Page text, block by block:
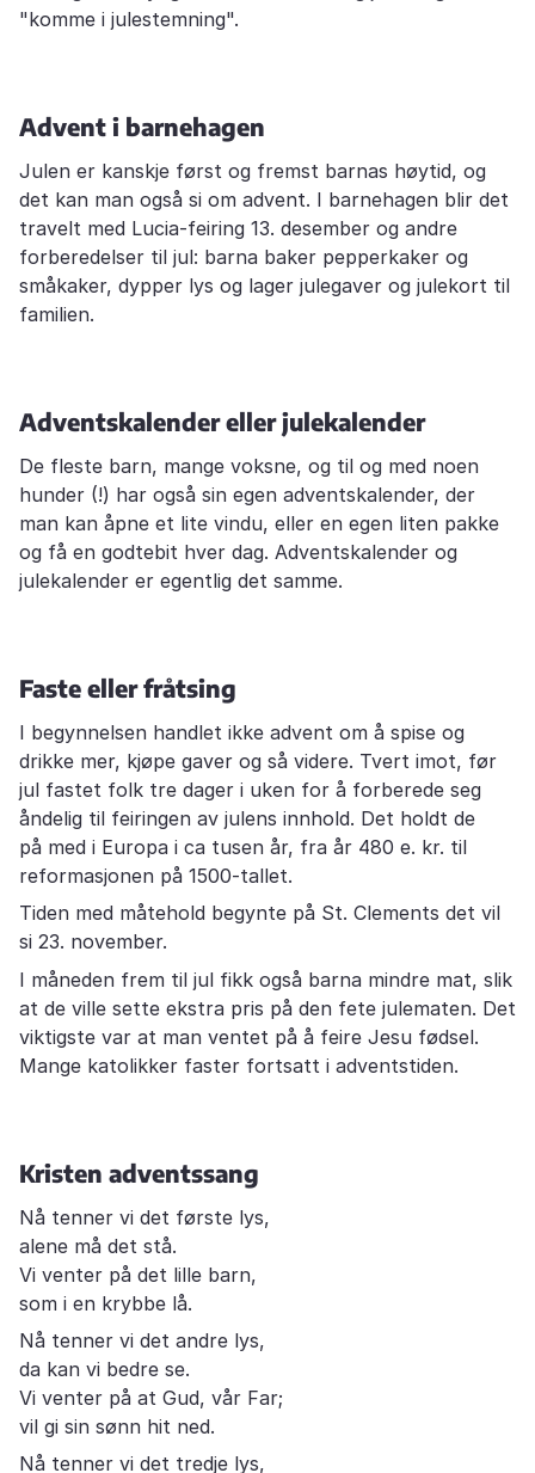
"komme i julestemning".
Advent i barnehagen
Julen er kanskje først og fremst barnas høytid, og
det kan man også si om advent. I barnehagen blir det
travelt med Lucia-feiring 13. desember og andre
forberedelser til jul: barna baker pepperkaker og
småkaker, dypper lys og lager julegaver og julekort til
familien.
Adventskalender eller julekalender
De fleste barn, mange voksne, og til og med noen
hunder (!) har også sin egen adventskalender, der
man kan åpne et lite vindu, eller en egen liten pakke
og få en godtebit hver dag. Adventskalender og
julekalender er egentlig det samme.
Faste eller fråtsing
I begynnelsen handlet ikke advent om å spise og
drikke mer, kjøpe gaver og så videre. Tvert imot, før
jul fastet folk tre dager i uken for å forberede seg
åndelig til feiringen av julens innhold. Det holdt de
på med i Europa i ca tusen år, fra år 480 e. kr. til
reformasjonen på 1500-tallet.
Tiden med måtehold begynte på St. Clements det vil
si 23. november.
I måneden frem til jul fikk også barna mindre mat, slik
at de ville sette ekstra pris på den fete julematen. Det
viktigste var at man ventet på å feire Jesu fødsel.
Mange katolikker faster fortsatt i adventstiden.
Kristen adventssang
Nå tenner vi det første lys,
alene må det stå.
Vi venter på det lille barn,
som i en krybbe lå.
Nå tenner vi det andre lys,
da kan vi bedre se.
Vi venter på at Gud, vår Far;
vil gi sin sønn hit ned.
Nå tenner vi det tredje lys,